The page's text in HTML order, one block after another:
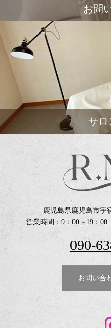
お問
サロ
鹿児島県鹿児島市
営業時間：9：00～19：00
090-
お問い合